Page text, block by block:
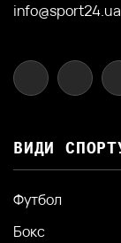
info@sport24.ua
ВИДИ
Футбол
Бокс